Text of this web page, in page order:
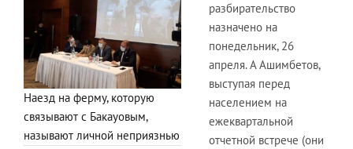
Наезд на ферму, которую
связывают с Бакауовым,
называют личной неприязнью
разбирательство
назначено на
понедельник, 26
апреля. А Ашимбетов,
выступая перед
населением на
ежеквартальной
отчетной встрече (они